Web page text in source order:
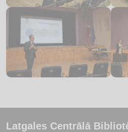
Latgales Centrālā